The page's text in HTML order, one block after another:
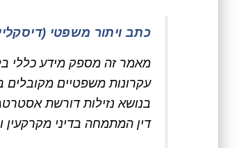
כתב ויתור משפטי
מאמר זה מספק מידע כללי
עקרונות משפטיים מקובלים
בנושא נזילות דורשת
דין המתמחה בדיני מקרקעין